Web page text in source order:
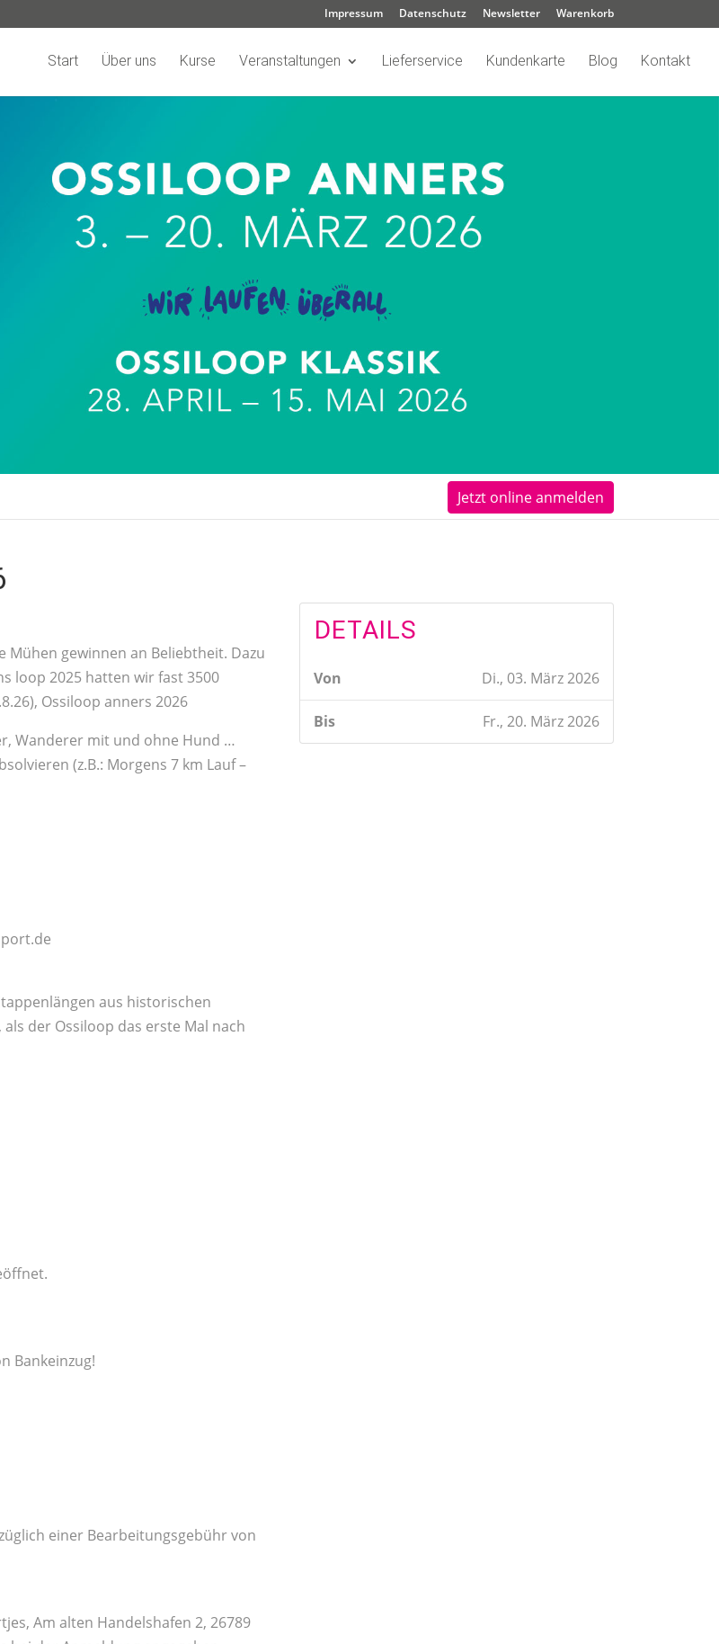
Impressum Datenschutz Newsletter Warenkorb
Start Über uns Kurse Veranstaltungen Lieferservice Kundenkarte Blog Kontakt
Jetzt online anmelden
gewinnen an Beliebtheit. Dazu
loop 2025 hatten wir fast 3500
Ossiloop anners 2026
Wanderer mit und ohne Hund …
(z.B.: Morgens 7 km Lauf –
aus historischen
der Ossiloop das erste Mal nach
Bankeinzug!
einer Bearbeitungsgebühr von
Am alten Handelshafen 2, 26789
DETAILS
Von Di., 03. März 2026
Bis Fr., 20. März 2026